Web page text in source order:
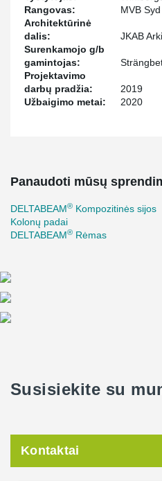
Rangovas:
MVB Syd
Architektūrinė
dalis:
JKAB
Surenkamojo g/b
gamintojas:
Projektavimo
darbų pradžia:
2019
Užbaigimo metai:
2020
Panaudoti mūsų
DELTABEAM® Kompozitinės sijos
Kolonų padai
DELTABEAM® Rėmas
Susisiekite su
Kontaktai